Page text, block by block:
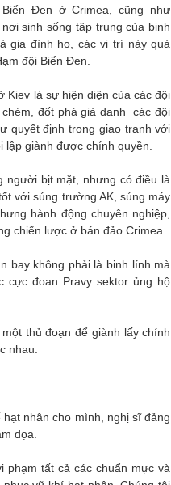
Đen ở Crimea, cũng như
sinh sống tập trung của binh
gia đình họ, các vị trí này quả
đội Biển Đen.
Kiev là sự hiện diện của các đội
đốt phá giả danh các đội
quyết định trong giao tranh với
lập giành được chính quyền.
người bịt mặt, nhưng có điều là
với súng trường AK, súng máy
hành động chuyên nghiệp,
chiến lược ở bán đảo Crimea.
bay không phải là binh lính mà
cực đoan Pravy sektor ủng hộ
thủ đoạn để giành lấy chính
nhau.
nhân cho mình, nghị sĩ đảng
dọa.
phạm tất cả các chuẩn mực và